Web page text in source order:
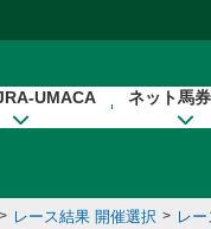
UMACA ネット馬
> レース結果 開催選択 > レ